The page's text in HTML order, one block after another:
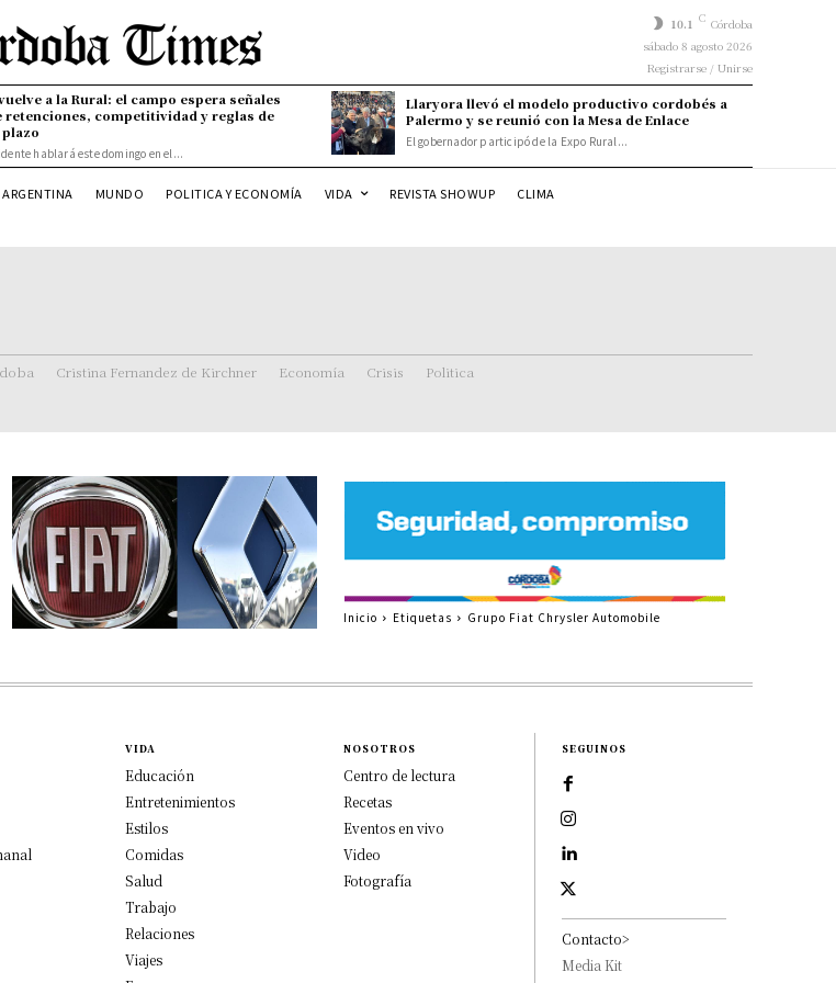
10.1 C Córdoba
sábado 8 agosto 2026
Registrarse / Unirse
a la Rural: el campo espera señales
retenciones, competitividad y reglas de
hablará este domingo en el...
Llaryora llevó el modelo productivo cordobés a
Palermo y se reunió con la Mesa de Enlace
El gobernador participó de la Expo Rural...
ARGENTINA MUNDO POLITICA Y ECONOMÍA VIDA REVISTA SHOWUP CLIMA
Cristina Fernandez de Kirchner Economía Crisis Politica
Inicio Etiquetas Grupo Fiat Chrysler Automobile
VIDA
Educación
Entretenimientos
Estilos
Comidas
Salud
Trabajo
Relaciones
Viajes
NOSOTROS
Centro de lectura
Recetas
Eventos en vivo
Video
Fotografía
SEGUINOS
Contacto>
Media Kit